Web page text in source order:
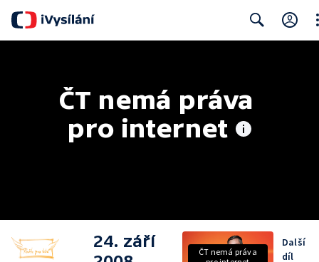
ČT nemá práva
pro internet
24. září
ČT nemá práva
Další
díl